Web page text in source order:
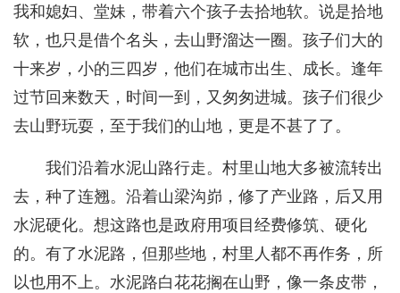
我和媳妇、堂妹，带着六个孩子去拾地软。说是拾地
软，也只是借个名头，去山野溜达一圈。孩子们大的
十来岁，小的三四岁，他们在城市出生、成长。逢年
过节回来数天，时间一到，又匆匆进城。孩子们很少
去山野玩耍，至于我们的山地，更是不甚了了。
我们沿着水泥山路行走。村里山地大多被流转出
去，种了连翘。沿着山梁沟峁，修了产业路，后又用
水泥硬化。想这路也是政府用项目经费修筑、硬化
的。有了水泥路，但那些地，村里人都不再作务，所
以也用不上。水泥路白花花搁在山野，像一条皮带，